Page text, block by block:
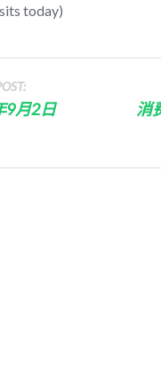
today)
9月2日
消